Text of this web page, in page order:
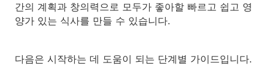
간의 계획과 창의력으로 모두가 좋아할 빠르고 쉽고 영
양가 있는 식사를 만들 수 있습니다.
다음은 시작하는 데 도움이 되는 단계별 가이드입니다.